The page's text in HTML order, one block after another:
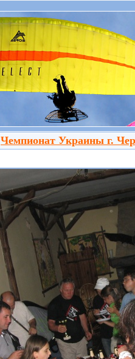
Чемпионат Украины г.